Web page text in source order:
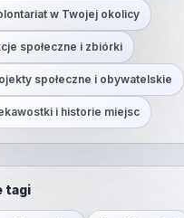
w Twojej okolicy
społeczne i zbiórki
społeczne i obywatelskie
i historie miejsc
tagi